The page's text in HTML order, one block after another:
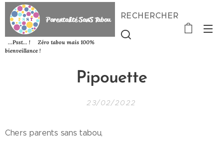
Parentalité SanSTabou
...Psst... ! Zéro tabou mais 100%
bienveillance !
RECHERCHER
Pipouette
23/02/2022
Chers parents sans tabou,